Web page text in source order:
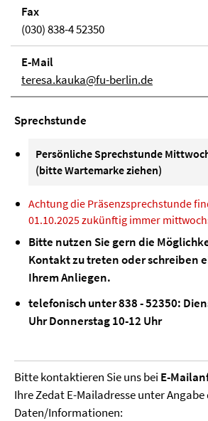
Fax
(030) 838-4 52350
E-Mail
teresa.kauka@fu-berlin.de
Sprechstunde
Persönliche Sprechstunde
(bitte Wartemarke ziehen)
Achtung die Präsenzsprechstunde
01.10.2025 zukünftig immer
Bitte nutzen Sie gern die
Kontakt zu treten oder schreiben
Ihrem Anliegen.
telefonisch unter 838 - 52350:
Uhr Donnerstag 10-12 Uhr
Bitte kontaktieren Sie uns bei E-
Ihre Zedat E-Mailadresse unter
Daten/Informationen: